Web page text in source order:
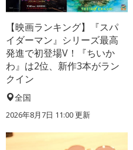
【映画ランキング】『スパ
イダーマン』シリーズ最高
発進で初登場V！『ちいか
わ』は2位、新作3本がラン
クイン
全国
2026年8月7日 11:00更新